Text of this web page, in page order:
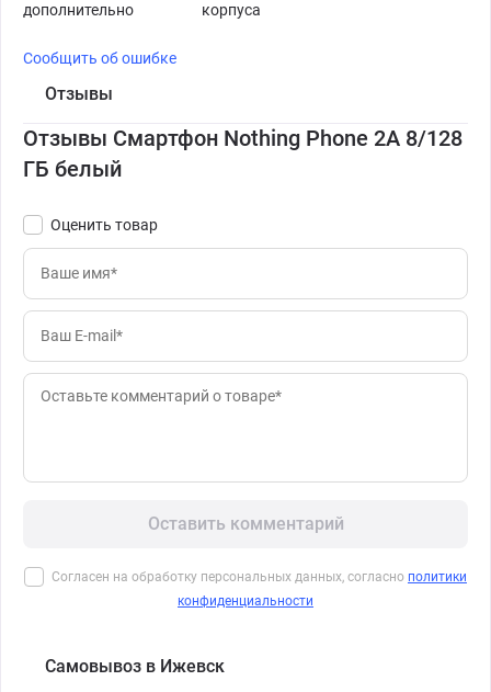
дополнительно
корпуса
Сообщить об ошибке
Отзывы
Отзывы Смартфон Nothing Phone 2A 8/128
ГБ белый
Оценить товар
Оставить комментарий
Согласен на обработку персональных данных, согласно политики
конфиденциальности
Самовывоз в Ижевск